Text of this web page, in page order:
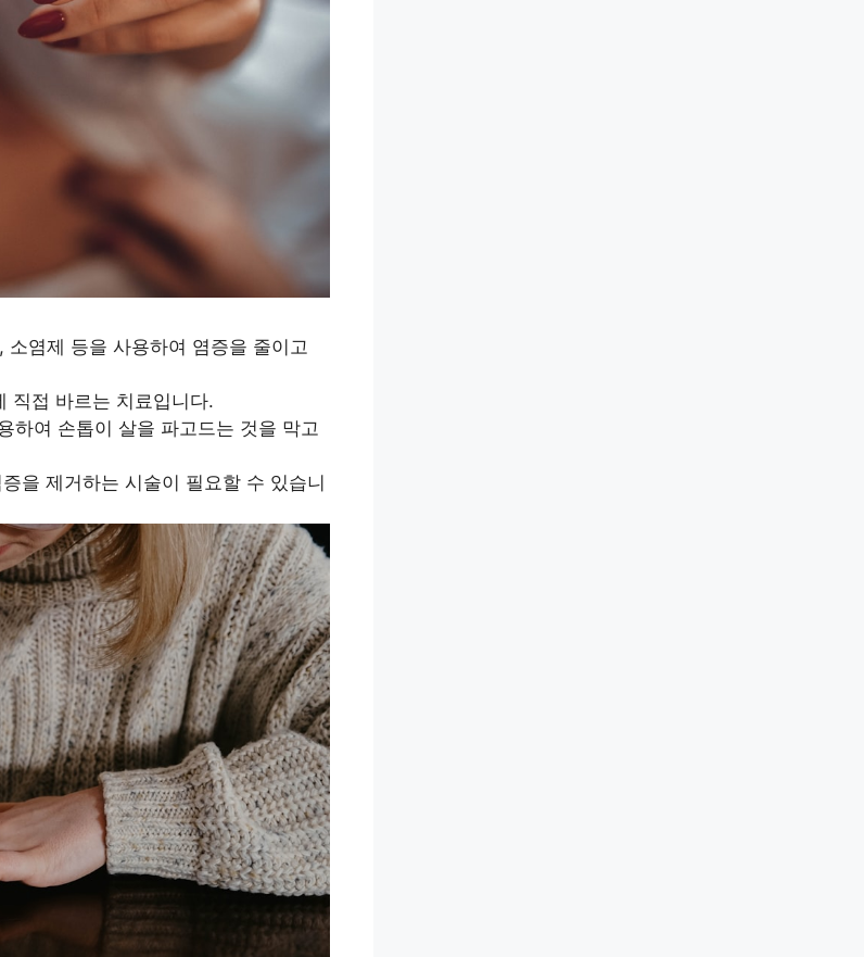
염제 등을 사용하여 염증을 줄이고
직접 바르는 치료입니다.
하여 손톱이 살을 파고드는 것을 막고
을 제거하는 시술이 필요할 수 있습니